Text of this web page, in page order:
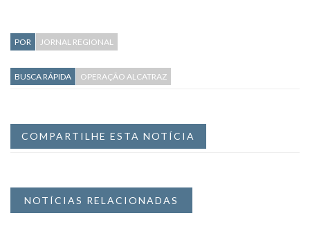
POR JORNAL REGIONAL
BUSCA RÁPIDA OPERAÇÃO ALCATRAZ
COMPARTILHE ESTA NOTÍCIA
NOTÍCIAS RELACIONADAS